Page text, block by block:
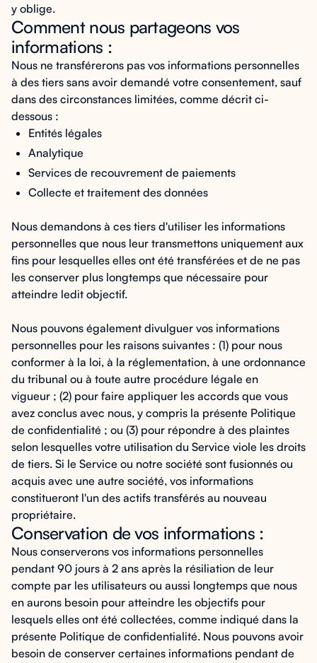
y oblige.
Comment nous partageons vos
informations :
Nous ne transférerons pas vos informations personnelles
à des tiers sans avoir demandé votre consentement, sauf
dans des circonstances limitées, comme décrit ci-
dessous :
Entités légales
Analytique
Services de recouvrement de paiements
Collecte et traitement des données
Nous demandons à ces tiers d'utiliser les informations
personnelles que nous leur transmettons uniquement aux
fins pour lesquelles elles ont été transférées et de ne pas
les conserver plus longtemps que nécessaire pour
atteindre ledit objectif.
Nous pouvons également divulguer vos informations
personnelles pour les raisons suivantes : (1) pour nous
conformer à la loi, à la réglementation, à une ordonnance
du tribunal ou à toute autre procédure légale en
vigueur ; (2) pour faire appliquer les accords que vous
avez conclus avec nous, y compris la présente Politique
de confidentialité ; ou (3) pour répondre à des plaintes
selon lesquelles votre utilisation du Service viole les droits
de tiers. Si le Service ou notre société sont fusionnés ou
acquis avec une autre société, vos informations
constitueront l'un des actifs transférés au nouveau
propriétaire.
Conservation de vos informations :
Nous conserverons vos informations personnelles
pendant 90 jours à 2 ans après la résiliation de leur
compte par les utilisateurs ou aussi longtemps que nous
en aurons besoin pour atteindre les objectifs pour
lesquels elles ont été collectées, comme indiqué dans la
présente Politique de confidentialité. Nous pouvons avoir
besoin de conserver certaines informations pendant de